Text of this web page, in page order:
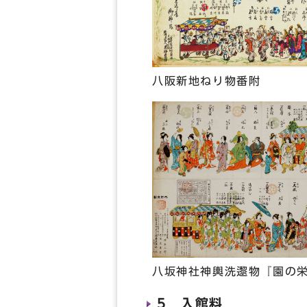
八阪新地ねり物番附
八坂神社神輿洗邌物『園の
5 入館料